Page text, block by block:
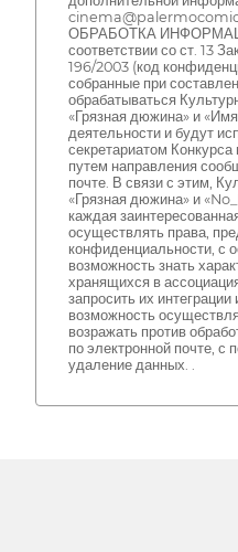
ОБРАБОТКА
соответствии со ст. 13
196/2003 (код
собранные при
обрабатываться
«Грязная дюжина» и
деятельности и будут
секретариатом
путем направления
почте. В связи с этим,
«Грязная дюжина» и
каждая
осуществлять права,
конфиденциальности, с
возможность знать
хранящихся в
запросить их
возможность
возражать против
по электронной почте,
удаление данных. .